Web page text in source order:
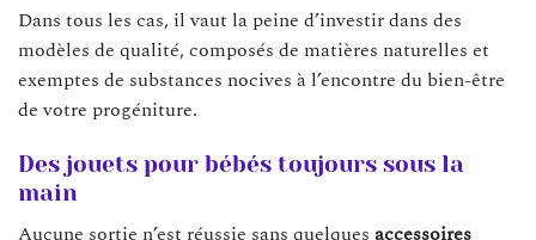
Dans tous les cas, il vaut la peine d’investir dans des
modèles de qualité, composés de matières naturelles et
exemptes de substances nocives à l’encontre du bien-être
de votre progéniture.
Des jouets pour bébés toujours sous la
main
Aucune sortie n’est réussie sans quelques accessoires